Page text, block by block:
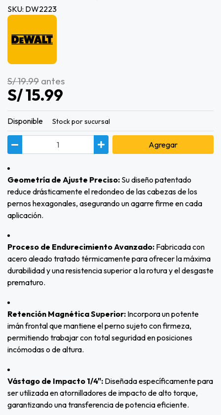
SKU: DW2223
S/ 19.99 antes
S/ 15.99
Disponible Stock por sucursal
Agregar
Geometría de Ajuste Preciso: Su diseño patentado
reduce drásticamente el redondeo de las cabezas de los
pernos hexagonales, asegurando un agarre firme en cada
aplicación.
Proceso de Endurecimiento Avanzado: Fabricada con
acero aleado tratado térmicamente para ofrecer la máxima
durabilidad y una resistencia superior a la rotura y el desgaste
prematuro.
Retención Magnética Superior: Incorpora un potente
imán frontal que mantiene el perno sujeto con firmeza,
permitiendo trabajar con total seguridad en posiciones
incómodas o de altura.
Vástago de Impacto 1/4": Diseñada específicamente para
ser utilizada en atornilladores de impacto de alto torque,
garantizando una transferencia de potencia eficiente.